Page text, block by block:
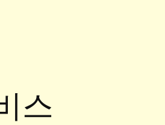
스